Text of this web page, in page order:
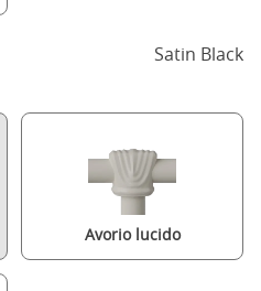
Satin Black
Avorio lucido